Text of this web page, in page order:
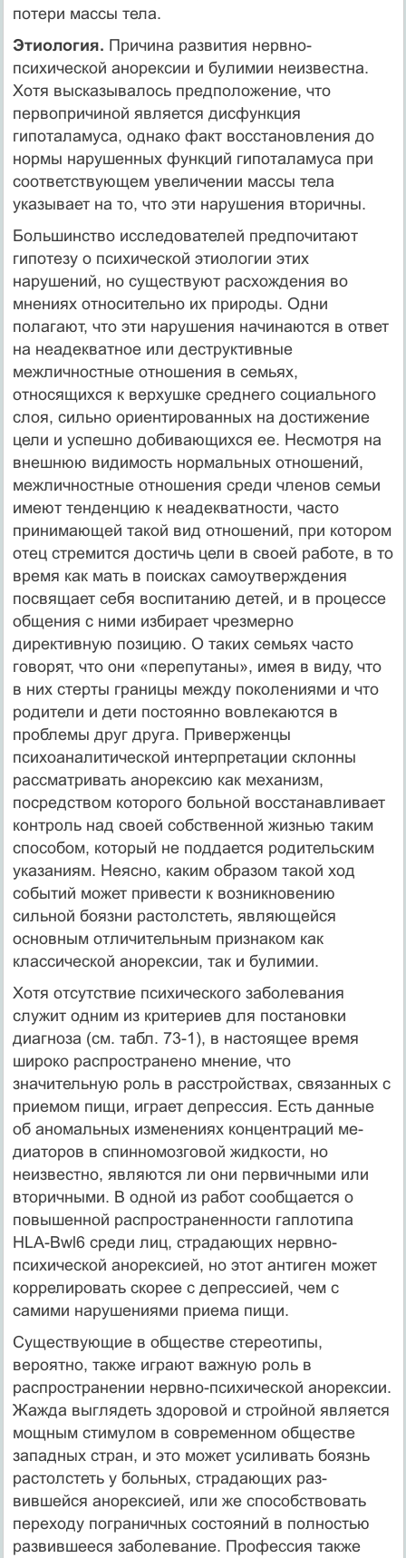
потери массы тела.
Этиология. Причина развития нервно-
психической анорексии и булимии неизвестна.
Хотя высказывалось предположение, что
первопричиной является дисфункция
гипоталамуса, однако факт восстановления до
нормы нарушенных функций гипоталамуса при
соответствующем увеличении массы тела
указывает на то, что эти нарушения вторичны.
Большинство исследователей предпочитают
гипотезу о психической этиологии этих
нарушений, но существуют расхождения во
мнениях относительно их при­роды. Одни
полагают, что эти нарушения начинаются в ответ
на неадекватное или деструктивные
межличностные отношения в семьях,
относящихся к вер­хушке среднего социального
слоя, сильно ориентированных на достижение
цели и успешно добивающихся ее. Несмотря на
внешнюю видимость нормальных отношений,
межличностные отношения среди членов семьи
имеют тенденцию к неадекватности, часто
принимающей такой вид отношений, при котором
отец стремится достичь цели в своей работе, в то
время как мать в поисках само­утверждения
посвящает себя воспитанию детей, и в процессе
общения с ними избирает чрезмерно
директивную позицию. О таких семьях часто
говорят, что они «перепутаны», имея в виду, что
в них стерты границы между поколениями и что
родители и дети постоянно вовлекаются в
проблемы друг друга. Привер­женцы
психоаналитической интерпретации склонны
рассматривать анорексию как механизм,
посредством которого больной восстанавливает
контроль над своей собственной жизнью таким
способом, который не поддается родительским
указаниям. Неясно, каким образом такой ход
событий может привести к воз­никновению
сильной боязни растолстеть, являющейся
основным отличительным признаком как
классической анорексии, так и булимии.
Хотя отсутствие психического заболевания
служит одним из критериев для постановки
диагноза (см. табл. 73-1), в настоящее время
широко распространено мнение, что
значительную роль в расстройствах, связанных с
приемом пищи, играет депрессия. Есть данные
об аномальных изменениях концентраций ме­
диаторов в спинномозговой жидкости, но
неизвестно, являются ли они первичны­ми или
вторичными. В одной из работ сообщается о
повышенной распространен­ности гаплотипа
HLA-Bwl6 среди лиц, страдающих нервно-
психической анорексией, но этот антиген может
коррелировать скорее с депрессией, чем с
самими нарушениями приема пищи.
Существующие в обществе стереотипы,
вероятно, также играют важную роль в
распространении нервно-психической анорексии.
Жажда выглядеть здо­ровой и стройной является
мощным стимулом в современном обществе
западных стран, и это может усиливать боязнь
растолстеть у больных, страдающих раз­
вившейся анорексией, или же способствовать
переходу пограничных состояний в полностью
развившееся заболевание. Профессия также